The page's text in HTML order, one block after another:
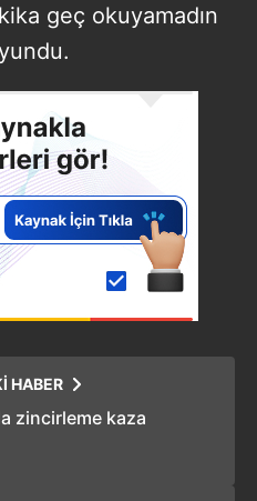
geç okuyamadın
HABER
zincirleme kaza